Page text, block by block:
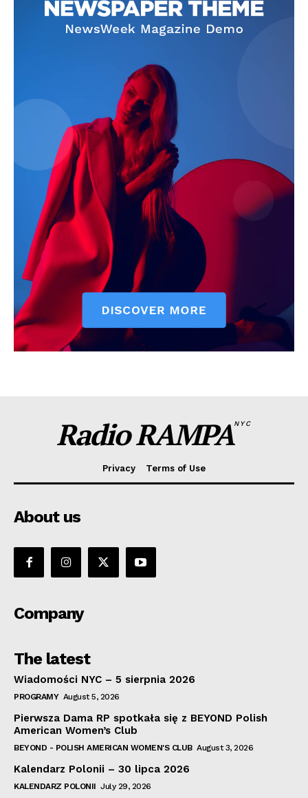
Radio RAMPANYC
Privacy Terms of Use
About us
Company
The latest
Wiadomości NYC – 5 sierpnia 2026
PROGRAMY August 5, 2026
Pierwsza Dama RP spotkała się z BEYOND Polish
American Women’s Club
BEYOND - POLISH AMERICAN WOMEN'S CLUB August 3, 2026
Kalendarz Polonii – 30 lipca 2026
KALENDARZ POLONII July 29, 2026